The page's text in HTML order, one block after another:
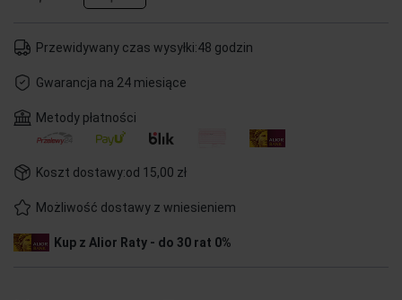
Przewidywany czas wysyłki:48 godzin
Gwarancja na 24 miesiące
Metody płatności
Koszt dostawy:od 15,00 zł
Możliwość dostawy z wniesieniem
Kup z Alior Raty - do 30 rat 0%